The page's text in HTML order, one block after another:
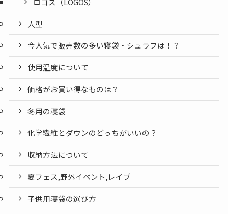
人型
今人気で販売数の多い寝袋・シュラフは！？
使用温度について
価格がお買い得なものは？
冬用の寝袋
化学繊維とダウンのどっちがいいの？
収納方法について
夏フェス,野外イベント,レイブ
子供用寝袋の選び方